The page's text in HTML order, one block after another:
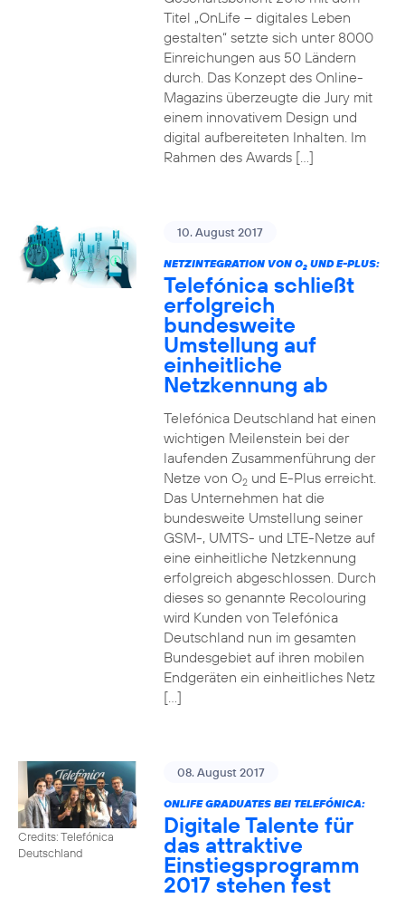
Titel „OnLife – digitales Leben
gestalten“ setzte sich unter 8000
Einreichungen aus 50 Ländern
durch. Das Konzept des Online-
Magazins überzeugte die Jury mit
einem innovativem Design und
digital aufbereiteten Inhalten. Im
Rahmen des Awards […]
10. August 2017
NETZINTEGRATION VON O2UND E-PLUS:
Telefónica schließt
erfolgreich
bundesweite
Umstellung auf
einheitliche
Netzkennung ab
Telefónica Deutschland hat einen
wichtigen Meilenstein bei der
laufenden Zusammenführung der
Netze von O2und E-Plus erreicht.
Das Unternehmen hat die
bundesweite Umstellung seiner
GSM-, UMTS- und LTE-Netze auf
eine einheitliche Netzkennung
erfolgreich abgeschlossen. Durch
dieses so genannte Recolouring
wird Kunden von Telefónica
Deutschland nun im gesamten
Bundesgebiet auf ihren mobilen
Endgeräten ein einheitliches Netz
[…]
Credits: Telefónica
Deutschland
08. August 2017
ONLIFE GRADUATES BEI TELEFÓNICA:
Digitale Talente für
das attraktive
Einstiegsprogramm
2017 stehen fest